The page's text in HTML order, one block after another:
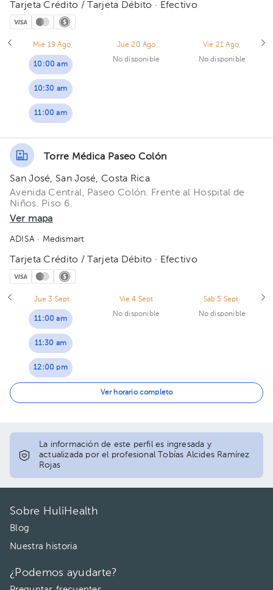
Tarjeta Crédito / Tarjeta Débito · Efectivo
Mié 19 Ago
10:00 am
10:30 am
11:00 am
Jue 20 Ago
No disponible
Vie 21 Ago
No disponible
Torre Médica Paseo Colón
San José, San José, Costa Rica
Avenida Central, Paseo Colón. Frente al Hospital de
Niños. Piso 6.
Ver mapa
ADISA · Medismart
Tarjeta Crédito / Tarjeta Débito · Efectivo
Jue 3 Sept
11:00 am
11:30 am
12:00 pm
Vie 4 Sept
No disponible
Sáb 5 Sept
No disponible
Ver horario completo
La información de este perfil es ingresada y
actualizada por el profesional Tobías Alcides Ramírez
Rojas
Sobre HuliHealth
Blog
Nuestra historia
¿Podemos ayudarte?